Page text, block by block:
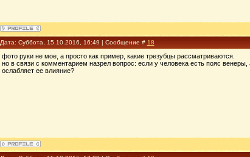
Дата: Суббота, 15.10.2016, 16:49 | Сообщение # 18
фото руки не мое, а просто как пример, какие трезубцы рассматриваются.
но в связи с комментарием назрел вопрос: если у человека есть пояс
ослабляет ее влияние?